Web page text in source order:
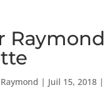
Raymond
| Juil 15, 2018|